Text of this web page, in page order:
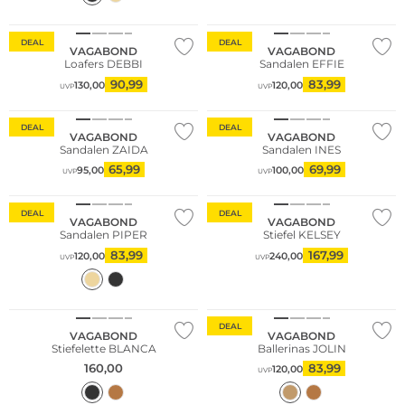
DEAL
VAGABOND
Loafers DEBBI
UVP130,00 90,99
DEAL
VAGABOND
Sandalen EFFIE
UVP120,00 83,99
DEAL
VAGABOND
Sandalen ZAIDA
UVP95,00 65,99
DEAL
VAGABOND
Sandalen INES
UVP100,00 69,99
DEAL
VAGABOND
Sandalen PIPER
UVP120,00 83,99
DEAL
VAGABOND
Stiefel KELSEY
UVP240,00 167,99
VAGABOND
Stiefelette BLANCA
160,00
DEAL
VAGABOND
Ballerinas JOLIN
UVP120,00 83,99